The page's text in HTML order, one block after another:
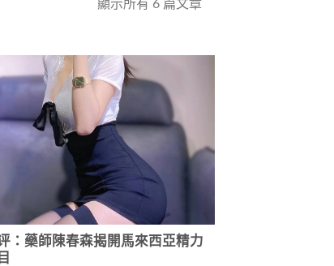
顯示所有 6 篇文章
：藥師陳春森揭開馬來西亞精力